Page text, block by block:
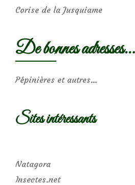
Corise de la Jusquiame
De bonnes adresses…
Pépinières et autres…
Sites intéressants
Natagora
Insectes.net